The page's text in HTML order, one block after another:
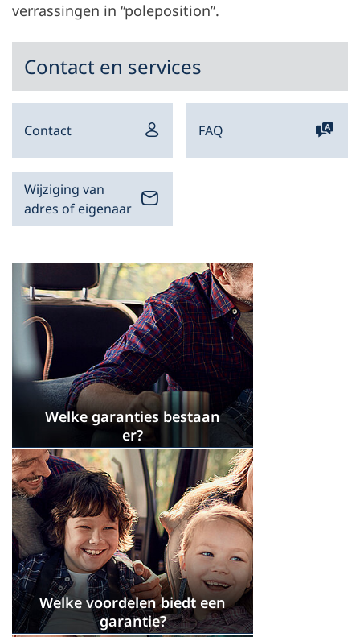
verrassingen in “poleposition”.
Contact en services
Contact FAQ
Wijziging van
adres of eigenaar
Welke garanties bestaan
er?
Welke voordelen biedt een
garantie?